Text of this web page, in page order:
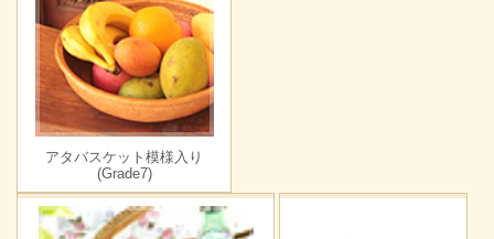
アタバスケット模様入り
(Grade7)